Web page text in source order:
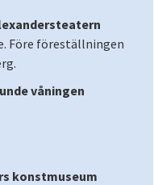
Före föreställningen
våningen
konstmuseum